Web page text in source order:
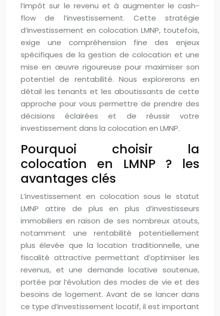
l’impôt sur le revenu et à augmenter le cash-
flow de l’investissement. Cette stratégie
d’investissement en colocation LMNP, toutefois,
exige une compréhension fine des enjeux
spécifiques de la gestion de colocation et une
mise en œuvre rigoureuse pour maximiser son
potentiel de rentabilité. Nous explorerons en
détail les tenants et les aboutissants de cette
approche pour vous permettre de prendre des
décisions éclairées et de réussir votre
investissement dans la colocation en LMNP.
Pourquoi choisir la
colocation en LMNP ? les
avantages clés
L’investissement en colocation sous le statut
LMNP attire de plus en plus d’investisseurs
immobiliers en raison de ses nombreux atouts,
notamment une rentabilité potentiellement
plus élevée que la location traditionnelle, une
fiscalité attractive permettant d’optimiser les
revenus, et une demande locative soutenue,
portée par l’évolution des modes de vie et des
besoins de logement. Avant de se lancer dans
ce type d’investissement locatif, il est important